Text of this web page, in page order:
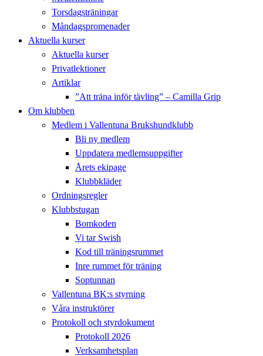
Torsdagsträningar
Måndagspromenader
Aktuella kurser
Aktuella kurser
Privatlektioner
Artiklar
”Att träna inför tävling” – Camilla Grip
Om klubben
Medlem i Vallentuna Brukshundklubb
Bli ny medlem
Uppdatera medlemsuppgifter
Årets ekipage
Klubbkläder
Ordningsregler
Klubbstugan
Bomkoden
Vi tar Swish
Kod till träningsrummet
Inre rummet för träning
Soptunnan
Vallentuna BK:s styrning
Våra instruktörer
Protokoll och styrdokument
Protokoll 2026
Verksamhetsplan